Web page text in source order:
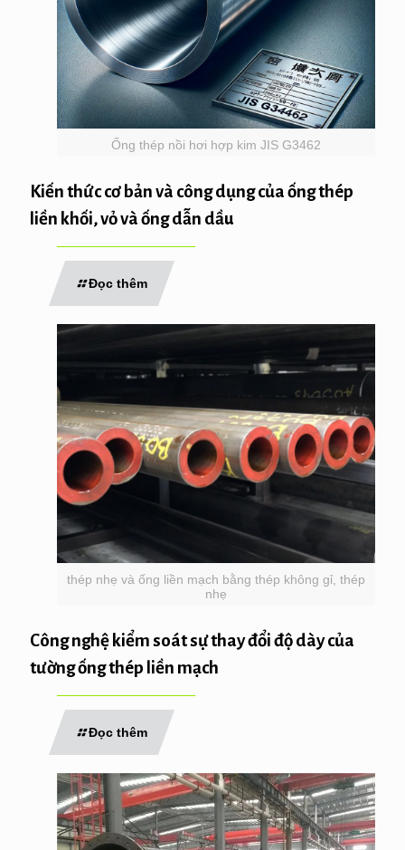
Ống thép nồi hơi hợp kim JIS G3462
Kiến thức cơ bản và công dụng của ống thép
liền khối, vỏ và ống dẫn dầu
Đọc thêm
thép nhẹ và ống liền mạch bằng thép không gỉ, thép
nhẹ
Công nghệ kiểm soát sự thay đổi độ dày của
tường ống thép liền mạch
Đọc thêm